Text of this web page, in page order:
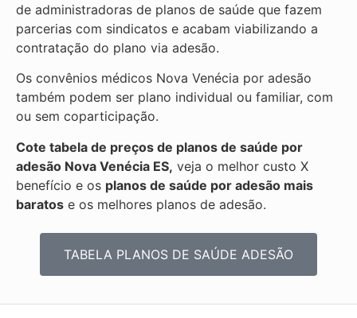
de administradoras de planos de saúde que fazem
parcerias com sindicatos e acabam viabilizando a
contratação do plano via adesão.
Os convênios médicos Nova Venécia por adesão
também podem ser plano individual ou familiar, com
ou sem coparticipação.
Cote tabela de preços de planos de saúde por
adesão Nova Venécia ES, veja o melhor custo X
benefício e os planos de saúde por adesão mais
baratos e os melhores planos de adesão.
TABELA PLANOS DE SAÚDE ADESÃO